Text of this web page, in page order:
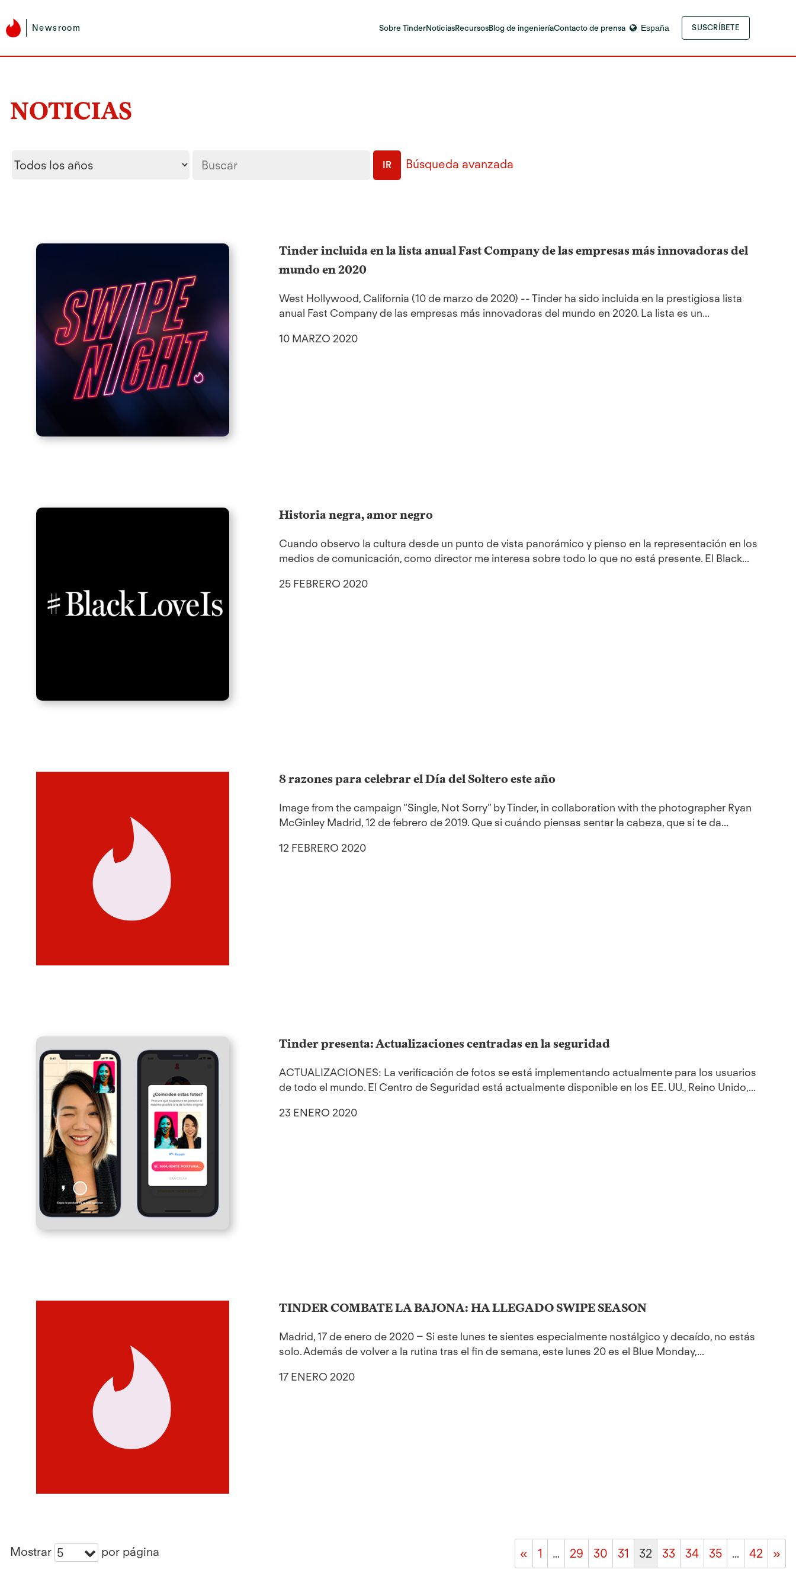
Newsroom Sobre TinderNoticiasRecursosBlog de ingenieríaContacto de prensa España SUSCRÍBETE
NOTICIAS
Year
Palabras
clave
IR Búsqueda avanzada
Tinder incluida en la lista anual Fast Company de las empresas más innovadoras del
mundo en 2020
West Hollywood, California (10 de marzo de 2020) -- Tinder ha sido incluida en la prestigiosa lista
anual Fast Company de las empresas más innovadoras del mundo en 2020. La lista es un...
10 MARZO 2020
Historia negra, amor negro
Cuando observo la cultura desde un punto de vista panorámico y pienso en la representación en los
medios de comunicación, como director me interesa sobre todo lo que no está presente. El Black...
25 FEBRERO 2020
8 razones para celebrar el Día del Soltero este año
Image from the campaign “Single, Not Sorry” by Tinder, in collaboration with the photographer Ryan
McGinley Madrid, 12 de febrero de 2019. Que si cuándo piensas sentar la cabeza, que si te da...
12 FEBRERO 2020
Tinder presenta: Actualizaciones centradas en la seguridad
ACTUALIZACIONES: La verificación de fotos se está implementando actualmente para los usuarios
de todo el mundo. El Centro de Seguridad está actualmente disponible en los EE. UU., Reino Unido,...
23 ENERO 2020
TINDER COMBATE LA BAJONA: HA LLEGADO SWIPE SEASON
Madrid, 17 de enero de 2020 – Si este lunes te sientes especialmente nostálgico y decaído, no estás
solo. Además de volver a la rutina tras el fin de semana, este lunes 20 es el Blue Monday,...
17 ENERO 2020
Mostrar 5 por página « 1 … 29 30 31 32 33 34 35 … 42 »